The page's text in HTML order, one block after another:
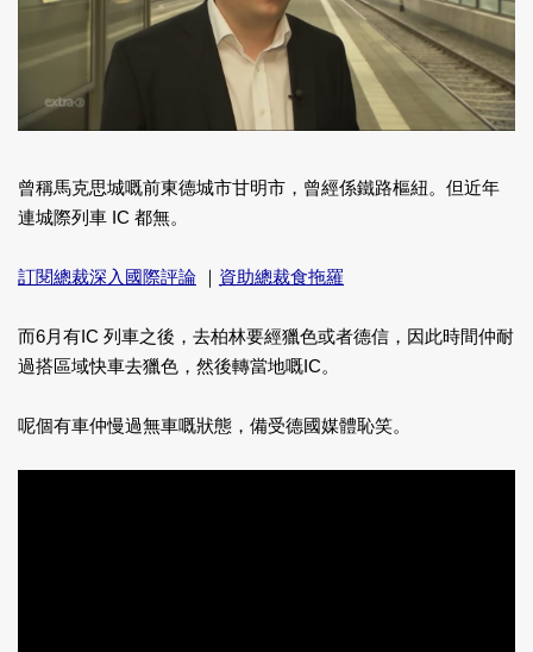
曾稱馬克思城嘅前東德城市甘明市，曾經係鐵路樞紐。但近年
連城際列車 IC 都無。
訂閱總裁深入國際評論 資助總裁食拖羅
而6月有IC 列車之後，去柏林要經獵色或者德信，因此時間仲耐
過搭區域快車去獵色，然後轉當地嘅IC。
呢個有車仲慢過無車嘅狀態，備受德國媒體恥笑。